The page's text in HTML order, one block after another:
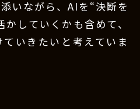
いながら、AIを“決断を
していくかも含めて、
いきたいと考えていま